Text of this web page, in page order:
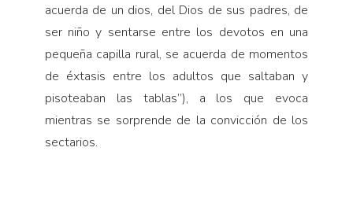
acuerda de un dios, del Dios de sus padres, de
ser niño y sentarse entre los devotos en una
pequeña capilla rural, se acuerda de momentos
de éxtasis entre los adultos que saltaban y
pisoteaban las tablas”), a los que evoca
mientras se sorprende de la convicción de los
sectarios.